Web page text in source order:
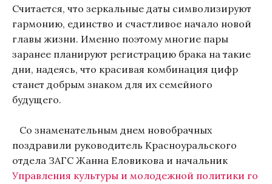
Считается, что зеркальные даты символизируют
гармонию, единство и счастливое начало новой
главы жизни. Именно поэтому многие пары
заранее планируют регистрацию брака на такие
дни, надеясь, что красивая комбинация цифр
станет добрым знаком для их семейного
будущего.
Со знаменательным днем новобрачных
поздравили руководитель Красноуральского
отдела ЗАГС Жанна Еловикова и начальник
Управления культуры и молодежной политики го